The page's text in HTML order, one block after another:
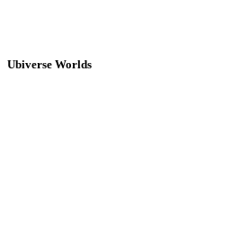
Ubiverse Worlds